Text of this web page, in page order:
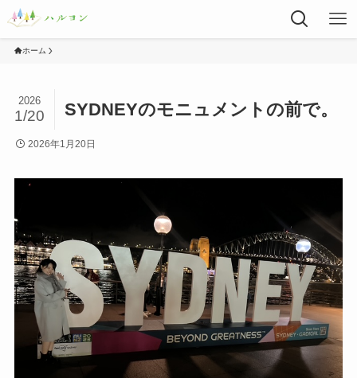
ホーム
SYDNEYのモニュメントの前で。
2026
1/20
2026年1月20日